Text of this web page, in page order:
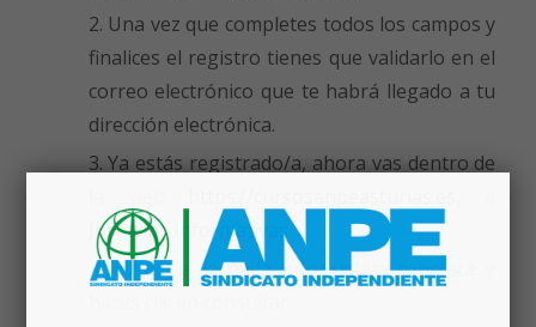
Una vez que completes todos los campos y
finalices el registro tienes que validarlo en el
correo electrónico que te habrá llegado a tu
dirección electrónica.
Ya estás registrado/a, ahora vas dentro de
Jornadas Informativas.
Eliges la jornada informativa concreta y